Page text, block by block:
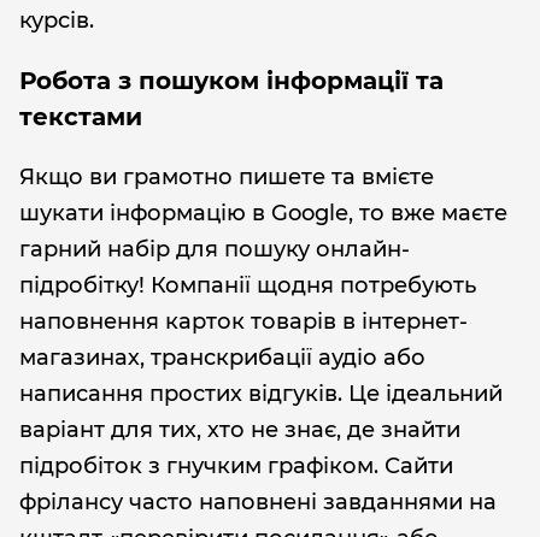
курсів.
Робота з пошуком інформації та
текстами
Якщо ви грамотно пишете та вмієте
шукати інформацію в Google, то вже маєте
гарний набір для пошуку онлайн-
підробітку! Компанії щодня потребують
наповнення карток товарів в інтернет-
магазинах, транскрибації аудіо або
написання простих відгуків. Це ідеальний
варіант для тих, хто не знає, де знайти
підробіток з гнучким графіком. Сайти
фрілансу часто наповнені завданнями на